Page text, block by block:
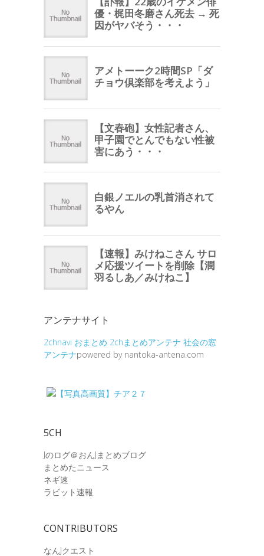
アンテナサイト
2chnavi おまとめ 2chまとめアンテナ 社会の窓
アンテナpowered by nantoka-antena.com
5CH
Jのログ＠おんJまとめブログ
まとめたニュース
ネギ速
ラビット速報
CONTRIBUTORS
なんJクエスト